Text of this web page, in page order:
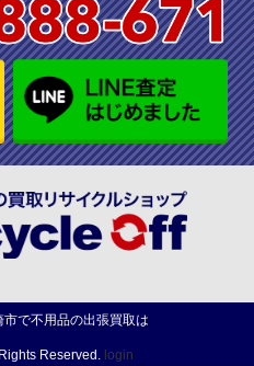
市で不用品の出張買取は
Reserved. login